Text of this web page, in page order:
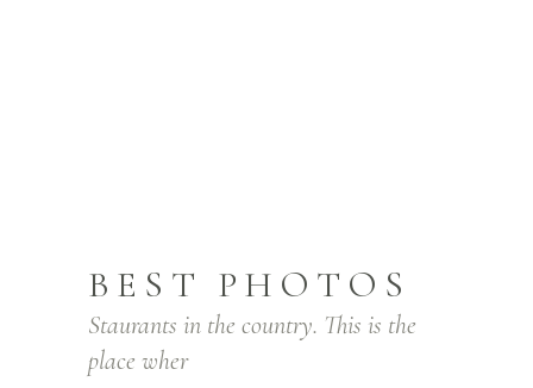
BEST PHOTOS
Staurants in the country. This is the
place wher